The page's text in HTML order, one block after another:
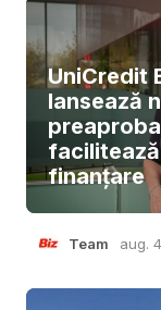
UniCredit
lansează
finanțare
Team aug.